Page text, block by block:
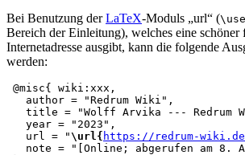
Bei Benutzung derLaTeX-Moduls „url“ (
Bereich der Einleitung), welches eine schöner
Internetadresse ausgibt, kann die folgende
werden:
@misc{ wiki:xxx,
   author = "Redrum Wiki",
title = "Wolff Arvika --- Redrum
   year = "2023",
   url = "
\url{ https://redrum-
note = "[Online; abgerufen am 8.